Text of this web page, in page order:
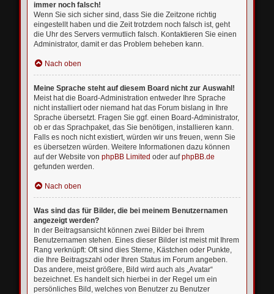
immer noch falsch!
Wenn Sie sich sicher sind, dass Sie die Zeitzone richtig
eingestellt haben und die Zeit trotzdem noch falsch ist, geht
die Uhr des Servers vermutlich falsch. Kontaktieren Sie einen
Administrator, damit er das Problem beheben kann.
Nach oben
Meine Sprache steht auf diesem Board nicht zur Auswahl!
Meist hat die Board-Administration entweder Ihre Sprache
nicht installiert oder niemand hat das Forum bislang in Ihre
Sprache übersetzt. Fragen Sie ggf. einen Board-Administrator,
ob er das Sprachpaket, das Sie benötigen, installieren kann.
Falls es noch nicht existiert, würden wir uns freuen, wenn Sie
es übersetzen würden. Weitere Informationen dazu können
auf der Website vonphpBB Limited oder aufphpBB.de
gefunden werden.
Nach oben
Was sind das für Bilder, die bei meinem Benutzernamen
angezeigt werden?
In der Beitragsansicht können zwei Bilder bei Ihrem
Benutzernamen stehen. Eines dieser Bilder ist meist mit Ihrem
Rang verknüpft: Oft sind dies Sterne, Kästchen oder Punkte,
die Ihre Beitragszahl oder Ihren Status im Forum angeben.
Das andere, meist größere, Bild wird auch als „Avatar“
bezeichnet. Es handelt sich hierbei in der Regel um ein
persönliches Bild, welches von Benutzer zu Benutzer